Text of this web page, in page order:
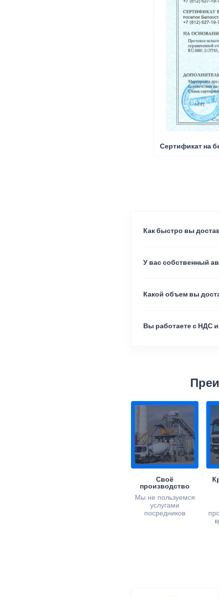
Сертификат на
Как быстро вы
У вас собственный
Какой объем вы
Вы работаете с НДС
Своё
производство
Мы не пользуемся
услугами
посредников